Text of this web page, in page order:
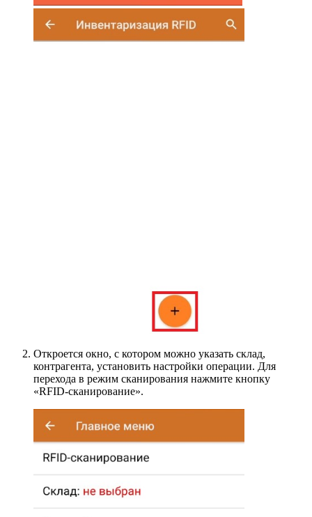
Откроется окно, с котором можно указать склад,
контрагента, установить настройки операции. Для
перехода в режим сканирования нажмите кнопку
«RFID-сканирование».